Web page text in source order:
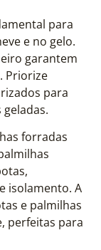
para
e no gelo.
garantem
Priorize
para
forradas
isolamento. A
e palmilhas
perfeitas para